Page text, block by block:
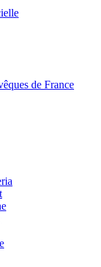
de France